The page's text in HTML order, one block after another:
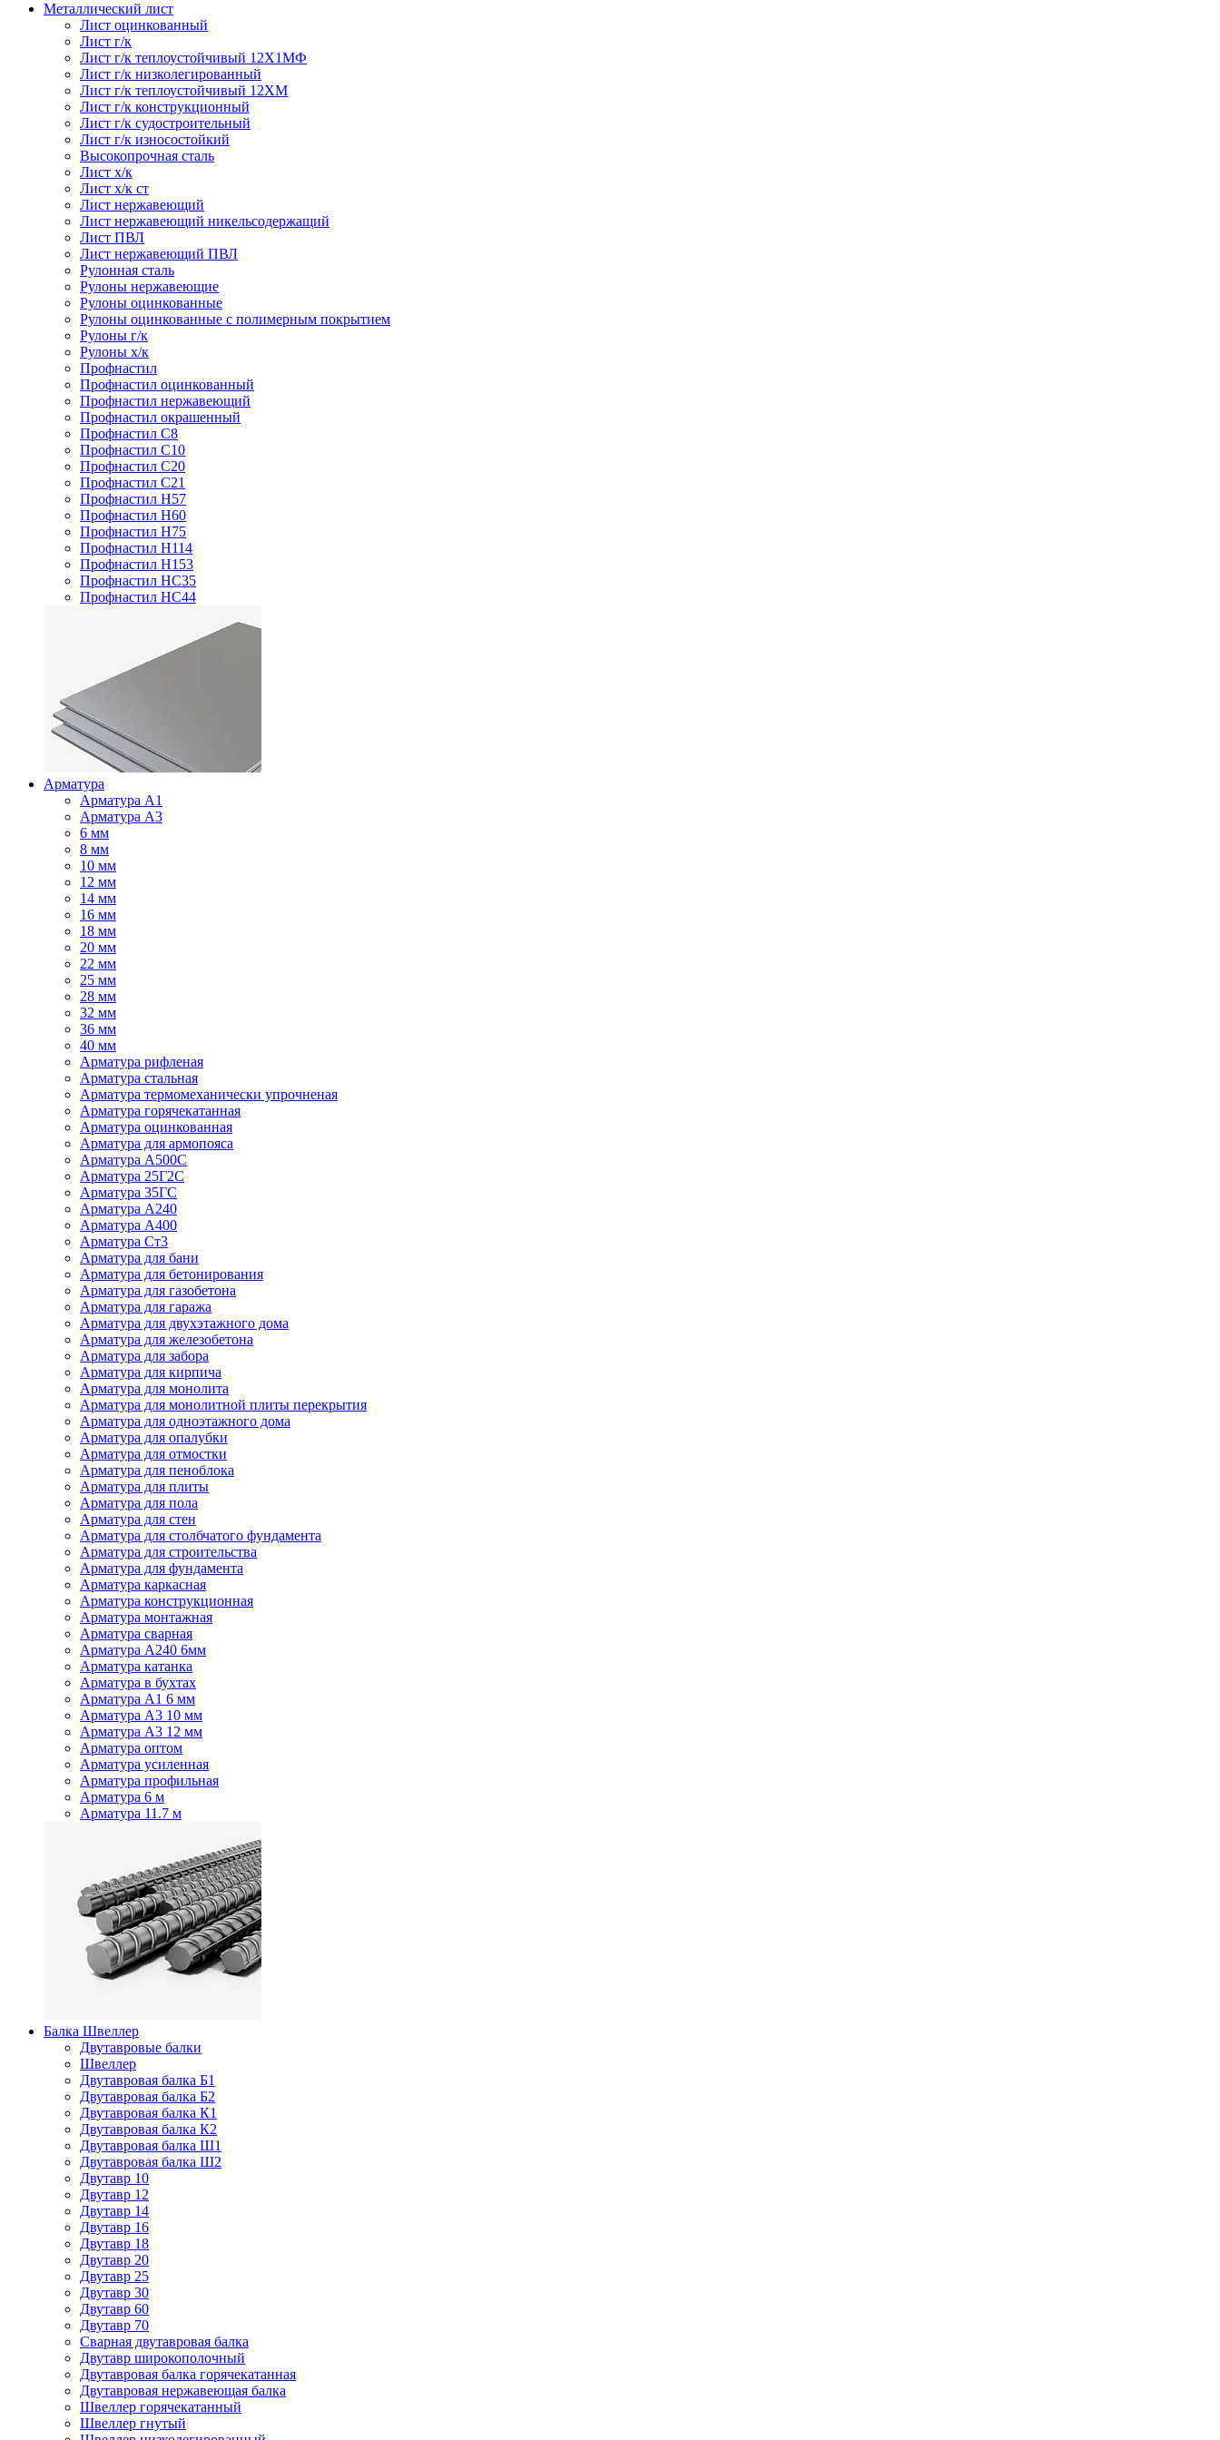
Металлический лист
Лист оцинкованный
Лист г/к
Лист г/к теплоустойчивый 12Х1МФ
Лист г/к низколегированный
Лист г/к теплоустойчивый 12ХМ
Лист г/к конструкционный
Лист г/к судостроительный
Лист г/к износостойкий
Высокопрочная сталь
Лист х/к
Лист х/к ст
Лист нержавеющий
Лист нержавеющий никельсодержащий
Лист ПВЛ
Лист нержавеющий ПВЛ
Рулонная сталь
Рулоны нержавеющие
Рулоны оцинкованные
Рулоны оцинкованные с полимерным покрытием
Рулоны г/к
Рулоны х/к
Профнастил
Профнастил оцинкованный
Профнастил нержавеющий
Профнастил окрашенный
Профнастил С8
Профнастил С10
Профнастил С20
Профнастил С21
Профнастил Н57
Профнастил Н60
Профнастил Н75
Профнастил Н114
Профнастил Н153
Профнастил НС35
Профнастил НС44
Арматура
Арматура А1
Арматура А3
6 мм
8 мм
10 мм
12 мм
14 мм
16 мм
18 мм
20 мм
22 мм
25 мм
28 мм
32 мм
36 мм
40 мм
Арматура рифленая
Арматура стальная
Арматура термомеханически упрочненая
Арматура горячекатанная
Арматура оцинкованная
Арматура для армопояса
Арматура A500С
Арматура 25Г2С
Арматура 35ГС
Арматура А240
Арматура А400
Арматура Ст3
Арматура для бани
Арматура для бетонирования
Арматура для газобетона
Арматура для гаража
Арматура для двухэтажного дома
Арматура для железобетона
Арматура для забора
Арматура для кирпича
Арматура для монолита
Арматура для монолитной плиты перекрытия
Арматура для одноэтажного дома
Арматура для опалубки
Арматура для отмостки
Арматура для пеноблока
Арматура для плиты
Арматура для пола
Арматура для стен
Арматура для столбчатого фундамента
Арматура для строительства
Арматура для фундамента
Арматура каркасная
Арматура конструкционная
Арматура монтажная
Арматура сварная
Арматура А240 6мм
Арматура катанка
Арматура в бухтах
Арматура А1 6 мм
Арматура А3 10 мм
Арматура А3 12 мм
Арматура оптом
Арматура усиленная
Арматура профильная
Арматура 6 м
Арматура 11.7 м
Балка Швеллер
Двутавровые балки
Швеллер
Двутавровая балка Б1
Двутавровая балка Б2
Двутавровая балка К1
Двутавровая балка К2
Двутавровая балка Ш1
Двутавровая балка Ш2
Двутавр 10
Двутавр 12
Двутавр 14
Двутавр 16
Двутавр 18
Двутавр 20
Двутавр 25
Двутавр 30
Двутавр 60
Двутавр 70
Сварная двутавровая балка
Двутавр широкополочный
Двутавровая балка горячекатанная
Двутавровая нержавеющая балка
Швеллер горячекатанный
Швеллер гнутый